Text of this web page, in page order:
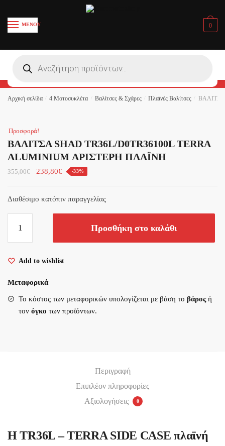
navigation
content
ΜΕΝΟΥ
search
0
Αρχική σελίδα 4.Μοτοσυκλέτα Βαλίτσες & Σχάρες Πλαϊνές Βαλίτσες ΒΑΛΙΤΣΑ
Προσφορά!
ΒΑΛΙΤΣΑ SHAD TR36L/D0TR36100L TERRA
ALUMINIUM ΑΡΙΣΤΕΡΗ ΠΛΑΪΝΗ
355,00€ 238,80€ -33%
Διαθέσιμο κατόπιν παραγγελίας
SHAD
TR36L/D0TR36100L
ΑΡΙΣΤΕΡΗ
ποσότητα
Προσθήκη στο καλάθι
Add to wishlist
Μεταφορικά
Το κόστος των μεταφορικών υπολογίζεται με βάση το βάροςή
τον όγκο των προϊόντων.
Όνομα και Επίθετο*
First Last
Email*
Υποβολή
Περιγραφή
Επιπλέον πληροφορίες
Αξιολογήσεις
0
Η TR36L – TERRA SIDE CASE πλαϊνή